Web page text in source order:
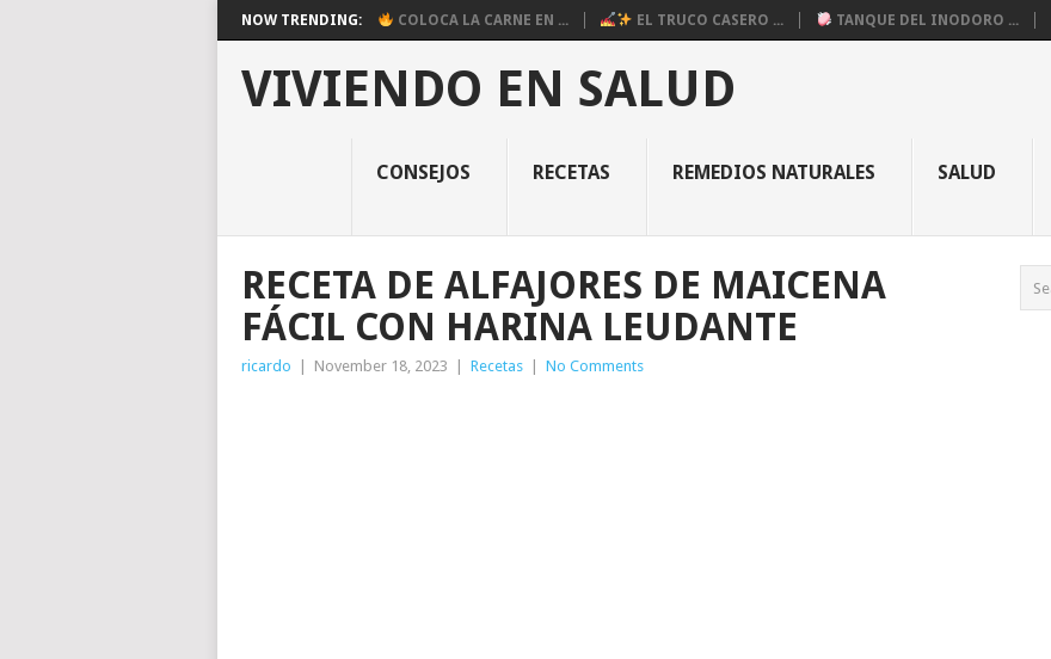
NOW TRENDING: COLOCA LA CARNE EN ... EL TRUCO CASERO ... TANQUE DEL INODORO ...
VIVIENDO EN SALUD
CONSEJOS RECETAS REMEDIOS NATURALES SALUD
RECETA DE ALFAJORES DE MAICENA
FÁCIL CON HARINA LEUDANTE
ricardo November 18, 2023 Recetas No Comments